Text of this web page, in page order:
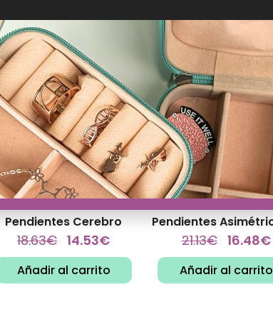
Pendientes Cerebro
18.63€ 14.53€
Añadir al carrito
21.13€ 16.48€
Añadir al carrito